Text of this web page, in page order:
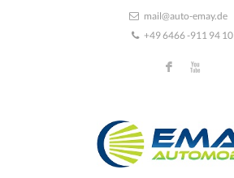
mail@auto-emay.de
+49 6466 -911 94 10
F X